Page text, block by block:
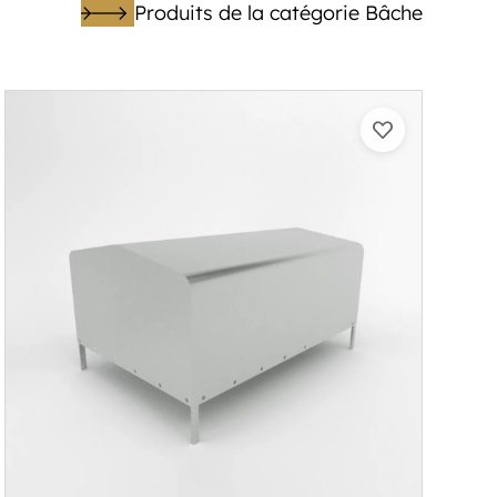
Produits de la catégorie Bâche